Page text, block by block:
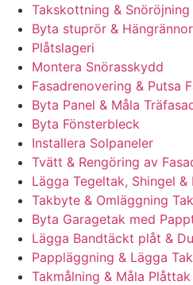
Takskottning & Snöröjning
Byta stuprör & Hängrännor
Plåtslageri
Montera Snörasskydd
Fasadrenovering & Putsa
Byta Panel & Måla
Byta Fönsterbleck
Installera Solpaneler
Tvätt & Rengöring av
Lägga Tegeltak, Shingel
Takbyte & Omläggning Tak
Byta Garagetak med
Lägga Bandtäckt plåt &
Pappläggning & Lägga
Takmålning & Måla Plåttak